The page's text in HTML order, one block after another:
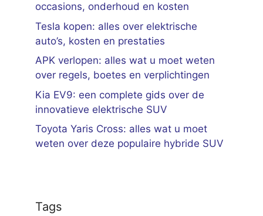
occasions, onderhoud en kosten
Tesla kopen: alles over elektrische
auto’s, kosten en prestaties
APK verlopen: alles wat u moet weten
over regels, boetes en verplichtingen
Kia EV9: een complete gids over de
innovatieve elektrische SUV
Toyota Yaris Cross: alles wat u moet
weten over deze populaire hybride SUV
Tags